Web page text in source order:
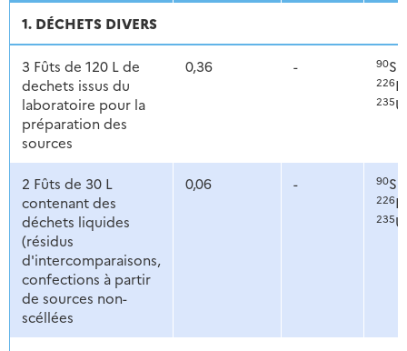
1. DÉCHETS DIVERS
3 Fûts de 120 L de
dechets issus du
laboratoire pour la
préparation des
sources
0,36 - 90
226
235
2 Fûts de 30 L
contenant des
déchets liquides
(résidus
d'intercomparaisons,
confections à partir
de sources non-
scéllées
0,06 - 90
226
235